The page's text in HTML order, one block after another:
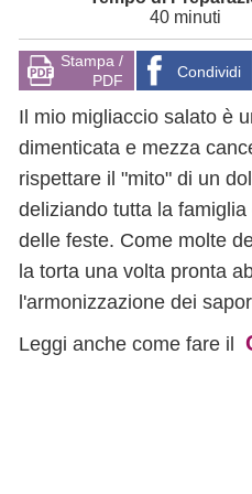
40 minuti
Stampa /
PDF
Condividi
Il mio migliaccio salato è
dimenticata e mezza
rispettare il "mito" di un
deliziando tutta la
delle feste. Come molte
la torta una volta pronta
l'armonizzazione dei
Leggi anche come fare il